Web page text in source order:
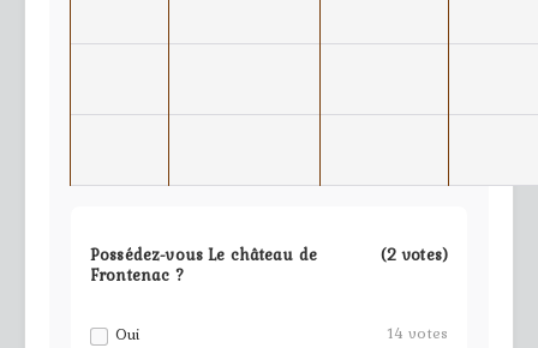
Possédez-vous Le château de
Frontenac ?
(2 votes)
Oui 14 votes